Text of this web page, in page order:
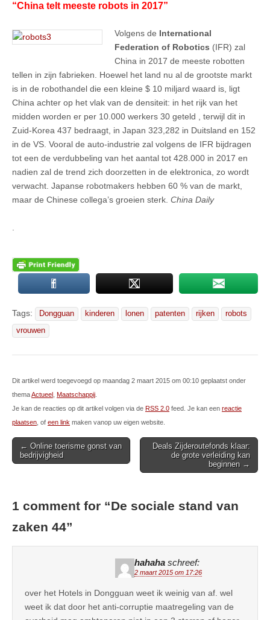
“China telt meeste robots in 2017”
Volgens de International
Federation of Robotics (IFR) zal
China in 2017 de meeste robotten
tellen in zijn fabrieken. Hoewel het land nu al de grootste markt
is in de robothandel die een kleine $ 10 miljard waard is, ligt
China achter op het vlak van de densiteit: in het rijk van het
midden worden er per 10.000 werkers 30 geteld , terwijl dit in
Zuid-Korea 437 bedraagt, in Japan 323,282 in Duitsland en 152
in de VS. Vooral de auto-industrie zal volgens de IFR bijdragen
tot een de verdubbeling van het aantal tot 428.000 in 2017 en
nadien zal de trend zich doorzetten in de elektronica, zo wordt
verwacht. Japanse robotmakers hebben 60 % van de markt,
maar de Chinese collega’s groeien sterk. China Daily
.
Tags: Dongguan kinderen lonen patenten rijken
robots
vrouwen
Dit artikel werd toegevoegd op maandag 2 maart 2015 om 00:10 geplaatst onder
themaActueel Maatschappij
Je kan de reacties op dit artikel volgen via de RSS 2.0 feed. Je kan een reactie
plaatsen , of een link maken vanop uw eigen website.
Post
navigation
← Online toerisme gonst van
bedrijvigheid
Deals Zijderoutefonds klaar:
de grote verleiding kan
beginnen →
1 comment for “De sociale stand van
zaken 44”
hahaha schreef:
2 maart 2015 om 17:26
over het Hotels in Dongguan weet ik weinig van af. wel
weet ik dat door het anti-corruptie maatregeling van de